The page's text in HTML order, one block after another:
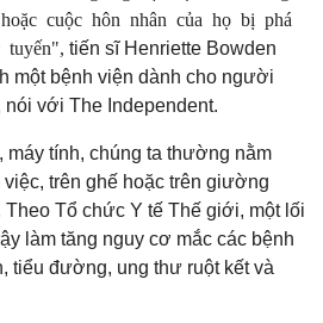
cuộc hôn nhân của họ bị phá
tiến sĩ Henriette Bowden
một bệnh viện dành cho người
nói với The Independent.
máy tính, chúng ta thường nằm
trên ghế hoặc trên giường
Tổ chức Y tế Thế giới, một lối
làm tăng nguy cơ mắc các bệnh
tiểu đường, ung thư ruột kết và